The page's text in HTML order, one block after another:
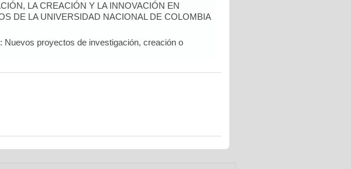
LA CREACIÓN Y LA INNOVACIÓN EN
DE LA UNIVERSIDAD NACIONAL DE COLOMBIA
Nuevos proyectos de investigación, creación o